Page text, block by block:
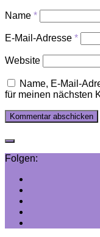
Name *
E-Mail-Adresse *
Website
Name, E-Mail-
für meinen nächsten
Folgen: